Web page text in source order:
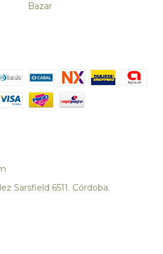
Bazar
Sarsfield 6511. Córdoba.